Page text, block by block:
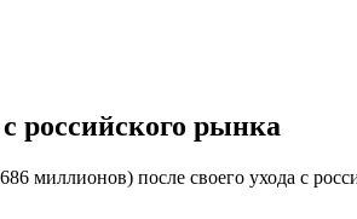
российского рынка
миллионов) после своего ухода с